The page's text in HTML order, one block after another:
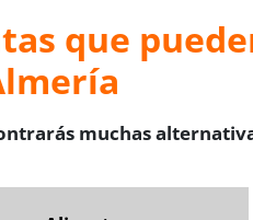
que
muchas